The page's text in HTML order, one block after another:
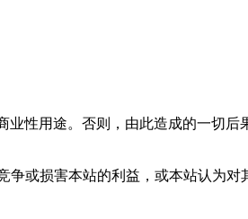
性用途。否则，由此造成的一切
或损害本站的利益，或本站认为